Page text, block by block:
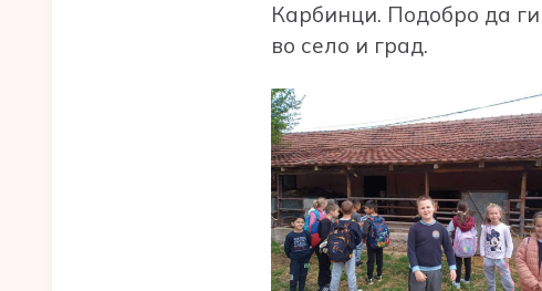
Карбинци. Подобро да
во село и град.